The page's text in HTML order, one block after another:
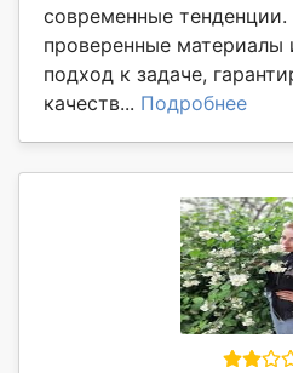
современные
проверенные материалы
подход к задаче,
качеств... Подробнее